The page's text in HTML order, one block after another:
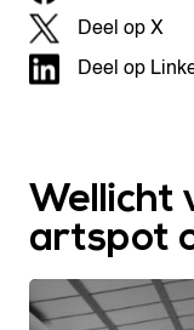
Deel op X
Deel op
Wellicht
artspot